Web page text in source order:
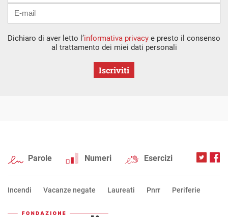
Dichiaro di aver letto l’informativa privacy e presto il consenso
al trattamento dei miei dati personali
Iscriviti
Parole Numeri Esercizi
Incendi Vacanze negate Laureati Pnrr Periferie